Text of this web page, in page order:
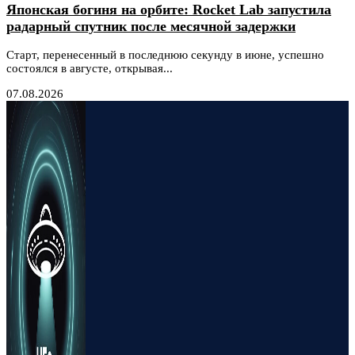
Японская богиня на орбите: Rocket Lab запустила
радарный спутник после месячной задержки
Старт, перенесенный в последнюю секунду в июне, успешно
состоялся в августе, открывая...
07.08.2026